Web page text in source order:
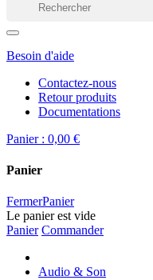
Besoin d'aide
Contactez-nous
Retour produits
Documentations
Panier : 0,00 €
Panier
FermerPanier
Le panier est vide
Panier Commander
Audio & Son